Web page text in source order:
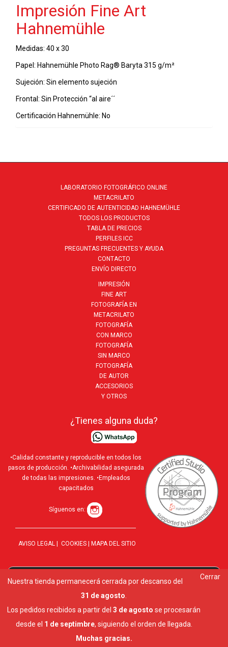
12-
cantidad
Impresión Fine Art
Hahnemühle
Medidas: 40 x 30
Papel: Hahnemühle Photo Rag® Baryta 315 g/m²
Sujeción: Sin elemento sujeción
Frontal: Sin Protección “al aire´´
Certificación Hahnemühle: No
LABORATORIO FOTOGRÁFICO ONLINE
METACRILATO
CERTIFICADO DE AUTENTICIDAD HAHNEMÜHLE
TODOS LOS PRODUCTOS
TABLA DE PRECIOS
PERFILES ICC
PREGUNTAS FRECUENTES Y AYUDA
CONTACTO
ENVÍO DIRECTO
IMPRESIÓN
FINE ART
FOTOGRAFÍA EN
METACRILATO
FOTOGRAFÍA
CON MARCO
FOTOGRAFÍA
SIN MARCO
FOTOGRAFÍA
DE AUTOR
ACCESORIOS
Y OTROS
¿Tienes alguna duda?
•Calidad constante y reproducible en todos los
pasos de producción. •Archivabilidad asegurada
de todas las impresiones. •Empleados
capacitados
Síguenos en:
AVISO LEGAL | COOKIES | MAPA DEL SITIO
Cerrar
Nuestra tienda permanecerá cerrada por descanso del
31 de agosto
Los pedidos recibidos a partir del 3 de agosto se procesarán
desde el 1 de septimbre, siguiendo el orden de llegada.
Muchas gracias.
Utilizamos cookies para ofrecerte la mejor experiencia en
Puedes aprender más sobre qué cookies utilizamos o
desactivarlas en los ajustes.
Aceptar Ajustes Cerrar el banner de cookies RGPD